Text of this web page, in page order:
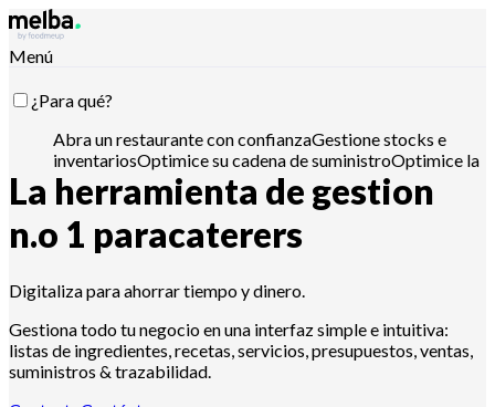
Menú
¿Para qué?
Abra un restaurante con confianzaGestione stocks e
inventariosOptimice su cadena de suministroOptimice la
ingeniería de menús Reduzca el coste
alimentarioPlanifique la producción alimentariaCumpla
con los requisitos APPCC
analice ventasControla con Claude, ChatGPT o API
¿Para quién?
Cadenas y grandes grupos
Restaurantes
La herramienta de gestion
n.o 1 paracaterers
Digitaliza para ahorrar tiempo y dinero.
Gestiona todo tu negocio en una interfaz simple e intuitiva:
listas de ingredientes, recetas, servicios, presupuestos, ventas,
suministros & trazabilidad.